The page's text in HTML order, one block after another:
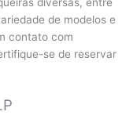
de modelos e
contato com
se de reservar